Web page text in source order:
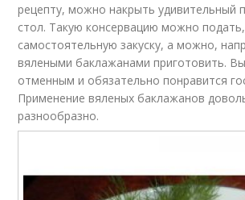
рецепту, можно накрыть удивительный
стол. Такую консервацию можно подать,
самостоятельную закуску, а можно,
вялеными баклажанами приготовить.
отменным и обязательно понравится
Применение вяленых баклажанов
разнообразно.